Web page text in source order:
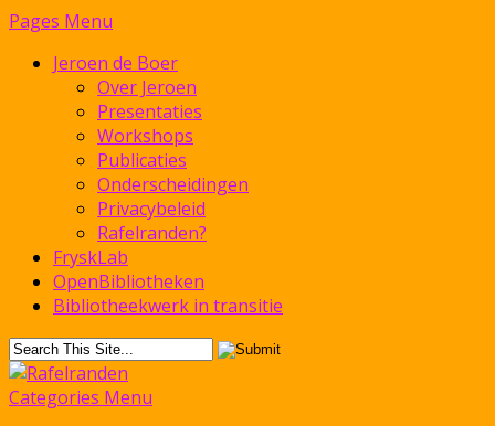
Pages Menu
Jeroen de Boer
Over Jeroen
Presentaties
Workshops
Publicaties
Onderscheidingen
Privacybeleid
Rafelranden?
FryskLab
OpenBibliotheken
Bibliotheekwerk in transitie
Categories Menu